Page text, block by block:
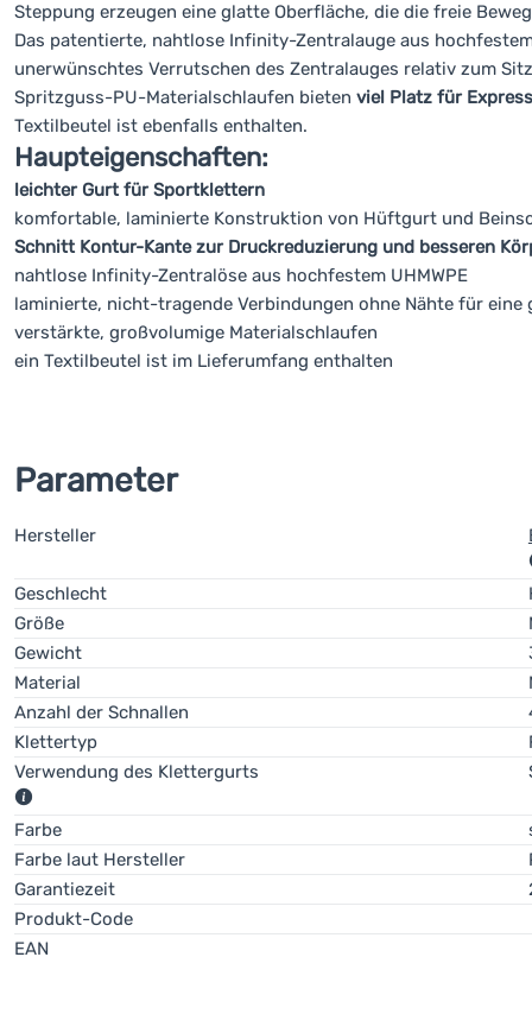
Steppung erzeugen eine glatte Oberfläche, die die freie
Das patentierte, nahtlose Infinity-Zentralauge aus
unerwünschtes Verrutschen des Zentralauges relativ zum
Spritzguss-PU-Materialschlaufen bieten viel Platz für
Textilbeutel ist ebenfalls enthalten.
Haupteigenschaften:
leichter Gurt für Sportklettern
komfortable, laminierte Konstruktion von Hüftgurt und
Schnitt Kontur-Kante zur Druckreduzierung und besseren
nahtlose Infinity-Zentralöse aus hochfestem UHMWPE
laminierte, nicht-tragende Verbindungen ohne Nähte für eine
verstärkte, großvolumige Materialschlaufen
ein Textilbeutel ist im Lieferumfang enthalten
Parameter
Hersteller
Geschlecht
Größe
Gewicht
Material
Anzahl der Schnallen
Klettertyp
Verwendung des Klettergurts
FürKletterwände und Sportklettern eignen sich leichte und
Farbe
Farbe laut Hersteller
Garantiezeit
Produkt-Code
EAN